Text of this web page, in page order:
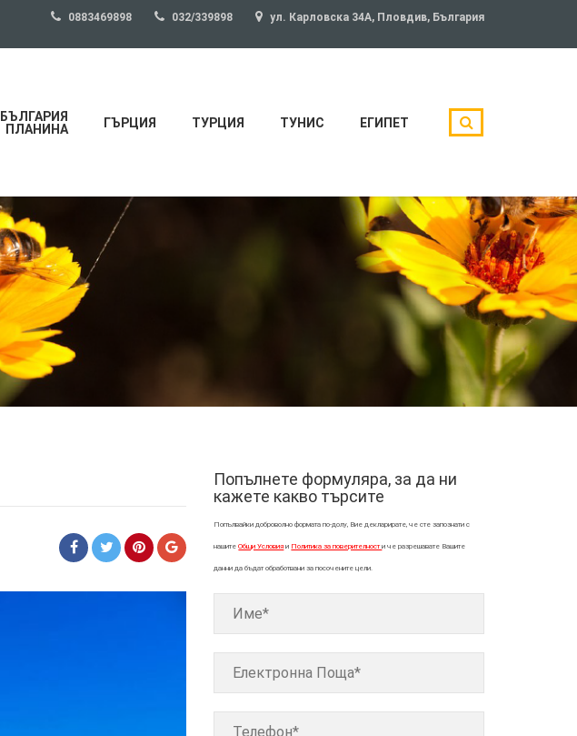
0883469898 032/339898 ул. Карловска 34А, Пловдив, България
БЪЛГАРИЯ
ПЛАНИНА
ГЪРЦИЯ ТУРЦИЯ ТУНИС ЕГИПЕТ
Попълнете формуляра, за да ни
кажете какво търсите
Попълвайки доброволно формата по-долу, Вие декларирате, че сте запознати с
нашитеОбщи Условия и Политика за поверителности че разрешавате Вашите
данни да бъдат обработвани за посочените цели.